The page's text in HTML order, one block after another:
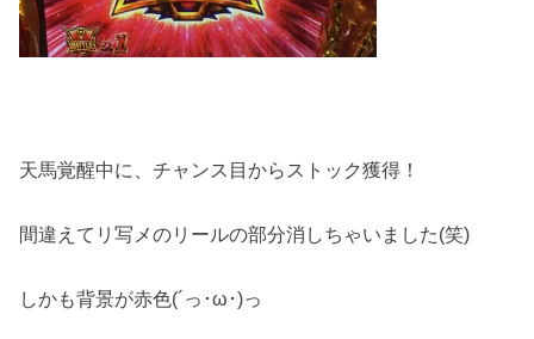
天馬覚醒中に、チャンス目からストック獲得！
間違えてリ写メのリールの部分消しちゃいました(笑)
しかも背景が赤色(´っ･ω･)っ